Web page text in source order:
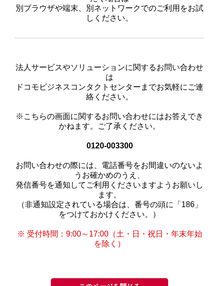
別ブラウザや端末、別ネットワークでのご利用をお試
しください。
法人サービスやソリューションに関するお問い合わせ
は
ドコモビジネスコンタクトセンターまでお気軽にご連
絡ください。
※こちらの画面に関するお問い合わせにはお答えでき
かねます。ご了承ください。
0120-003300
お問い合わせの際には、電話番号をお間違いのないよ
うお確かめのうえ、
発信番号を通知してご利用くださいますようお願いし
ます。
（非通知設定されている場合は、番号の頭に「186」
をつけておかけください。）
※ 受付時間：9:00～17:00（土・日・祝日・年末年始
を除く）